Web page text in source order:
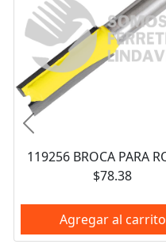
$78.38
Agregar al carrito
Anterior